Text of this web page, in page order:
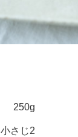
250g
小さじ2